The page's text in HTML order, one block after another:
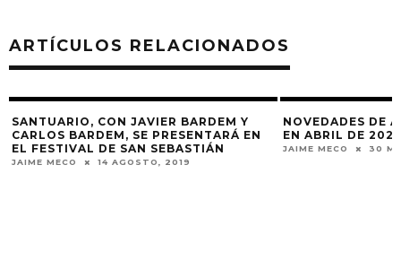
ARTÍCULOS RELACIONADOS
SANTUARIO, CON JAVIER BARDEM Y
CARLOS BARDEM, SE PRESENTARÁ EN
EL FESTIVAL DE SAN SEBASTIÁN
JAIME MECO 14 AGOSTO, 2019
NOVEDADES DE
EN ABRIL DE
JAIME MECO 30